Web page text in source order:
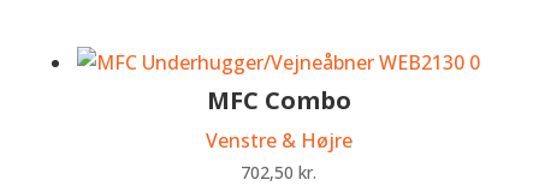
MFC Combo
Venstre & Højre
702,50kr.